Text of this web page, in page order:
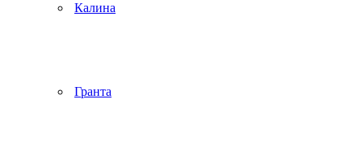
Калина
Гранта